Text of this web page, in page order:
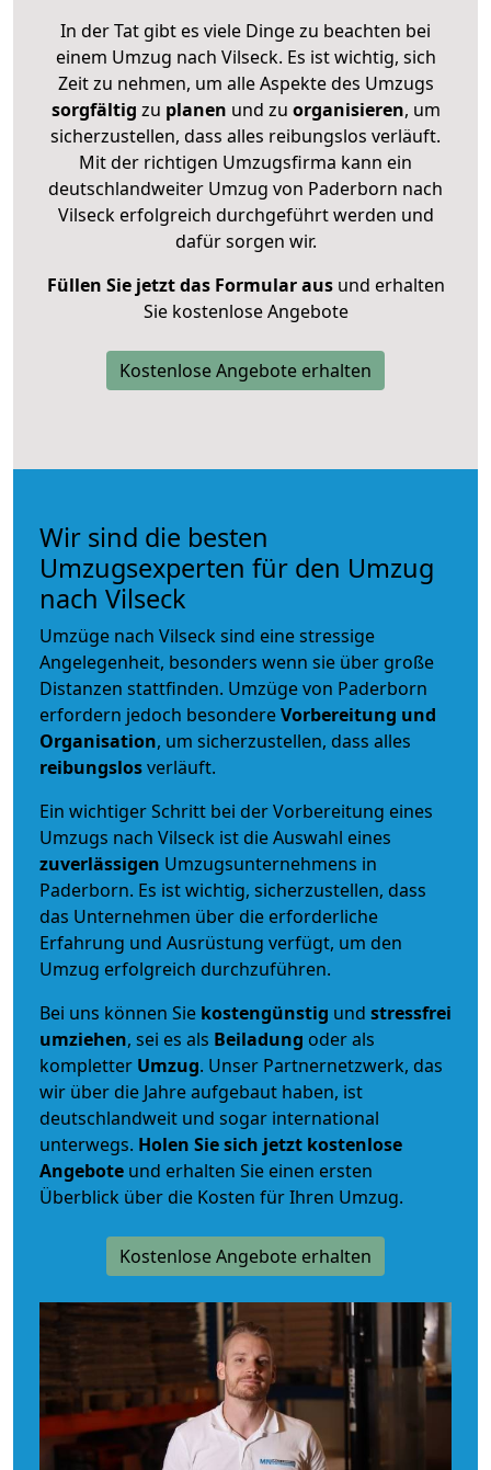
In der Tat gibt es viele Dinge zu beachten bei
einem Umzug nach Vilseck. Es ist wichtig, sich
Zeit zu nehmen, um alle Aspekte des Umzugs
sorgfältig zu planen und zu organisieren, um
sicherzustellen, dass alles reibungslos verläuft.
Mit der richtigen Umzugsfirma kann ein
deutschlandweiter Umzug von Paderborn nach
Vilseck erfolgreich durchgeführt werden und
dafür sorgen wir.
Füllen Sie jetzt das Formular ausund erhalten
Sie kostenlose Angebote
Kostenlose Angebote erhalten
Wir sind die besten
Umzugsexperten für den Umzug
nach Vilseck
Umzüge nach Vilseck sind eine stressige
Angelegenheit, besonders wenn sie über große
Distanzen stattfinden. Umzüge von Paderborn
erfordern jedoch besondereVorbereitung und
Organisation, um sicherzustellen, dass alles
reibungslosverläuft.
Ein wichtiger Schritt bei der Vorbereitung eines
Umzugs nach Vilseck ist die Auswahl eines
zuverlässigen Umzugsunternehmens in
Paderborn. Es ist wichtig, sicherzustellen, dass
das Unternehmen über die erforderliche
Erfahrung und Ausrüstung verfügt, um den
Umzug erfolgreich durchzuführen.
Bei uns können Sie kostengünstig und stressfrei
umziehen, sei es als Beiladung oder als
kompletter Umzug. Unser Partnernetzwerk, das
wir über die Jahre aufgebaut haben, ist
deutschlandweit und sogar international
unterwegs. Holen Sie sich jetzt kostenlose
Angebote und erhalten Sie einen ersten
Überblick über die Kosten für Ihren Umzug.
Kostenlose Angebote erhalten